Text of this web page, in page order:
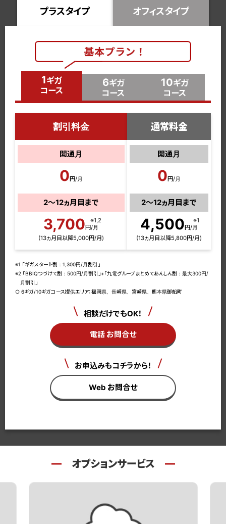
プラスタイプ オフィスタイプ
1ギガ
コース
6ギガ
コース
10ギガ
コース
割引料金
開通月
0 円/月
2～12ヵ月目まで
3,700円/月
(13ヵ月目以降5,000円/月)
※1,2
通常料金
開通月
0 円/月
2～12ヵ月目まで
4,500 円/月
(13ヵ月目以降5,800円/月)
※1
※1 「ギガスタート割：1,300円/月割引」
※2 「BBIQつづけて割：500円/月割引」+「九電グループまとめてあんしん割：最大300円/
月割引」
○ 6ギガ/10ギガコース提供エリア：福岡県、長崎県、宮崎県、熊本県御船町
相談だけでもOK！
電話 お問合せ
お申込みもコチラから！
Web お問合せ
オプションサービス